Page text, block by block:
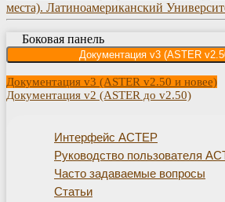
места). Латиноамериканский
Боковая панель
Документация v3 (ASTER
Документация v3 (ASTER v2.50 и новее)
Документация v2 (ASTER до v2.50)
Интерфейс АСТЕР
Руководство пользователя
Часто задаваемые вопросы
Статьи